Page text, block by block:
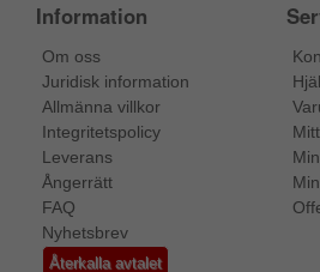
Information
Om oss
Juridisk information
Allmänna villkor
Integritetspolicy
Leverans
Ångerrätt
FAQ
Nyhetsbrev
Återkalla avtalet